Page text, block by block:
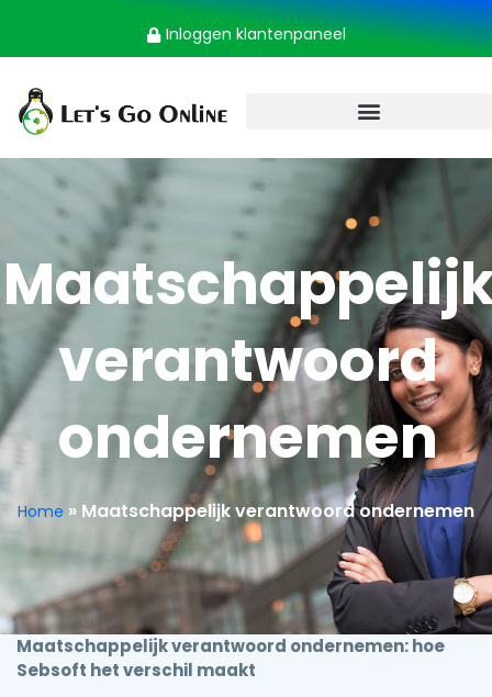
Inloggen klantenpaneel
verantwoord
ondernemen
Home » Maatschappelijk verantwoord ondernemen
Maatschappelijk verantwoord ondernemen: hoe
Sebsoft het verschil maakt